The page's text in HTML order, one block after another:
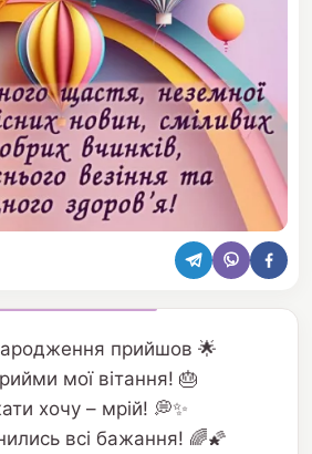
прийшов 🌟
мої вітання! 🎂
хочу – мрій! 💭✨
всі бажання! 🌈🌠